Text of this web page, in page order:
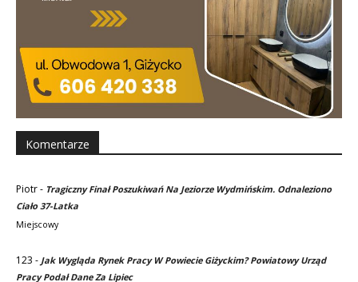
Komentarze
Piotr- Tragiczny Finał Poszukiwań Na Jeziorze Wydmińskim. Odnaleziono
Ciało 37-Latka
Miejscowy
123 - Jak Wygląda Rynek Pracy W Powiecie Giżyckim? Powiatowy Urząd
Pracy Podał Dane Za Lipiec